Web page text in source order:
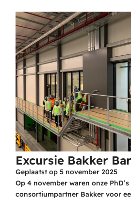
Excursie Bakker
Geplaatst op 5 november 2025
Op 4 november waren onze
consortiumpartner Bakker voor